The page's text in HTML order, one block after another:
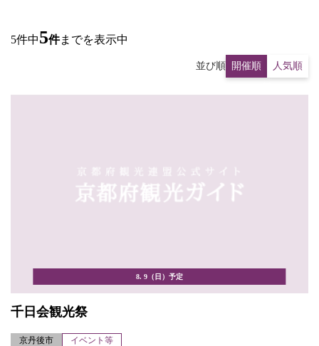
5件中5件までを表示中
並び順 開催順 人気順
8. 9（日）予定
千日会観光祭
京丹後市 イベント等